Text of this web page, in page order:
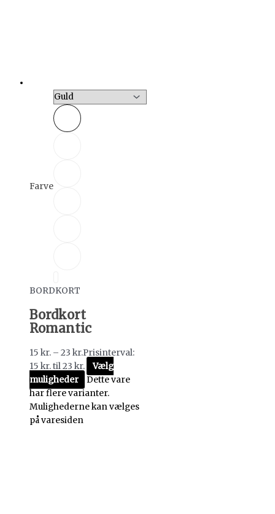
Farve
BORDKORT
Bordkort
Romantic
15 kr. – 23 kr.Prisinterval:
15 kr. til 23 kr.
Vælg
muligheder
Dette vare
har flere varianter.
Mulighederne kan vælges
på varesiden